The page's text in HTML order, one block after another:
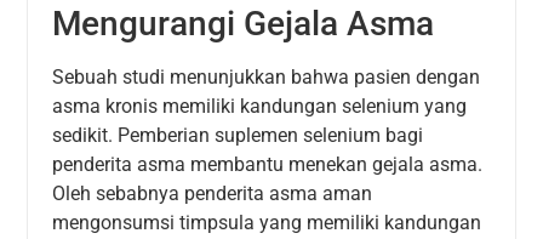
Mengurangi Gejala Asma
Sebuah studi menunjukkan bahwa pasien dengan
asma kronis memiliki kandungan selenium yang
sedikit. Pemberian suplemen selenium bagi
penderita asma membantu menekan gejala asma.
Oleh sebabnya penderita asma aman
mengonsumsi timpsula yang memiliki kandungan